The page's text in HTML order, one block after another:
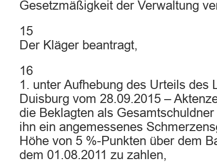
Gesetzmäßigkeit der Verwaltung
15
Der Kläger beantragt,
16
1. unter Aufhebung des Urteils des
Duisburg vom 28.09.2015 –
die Beklagten als
ihn ein angemessenes
Höhe von 5 %-Punkten über dem
dem 01.08.2011 zu zahlen,